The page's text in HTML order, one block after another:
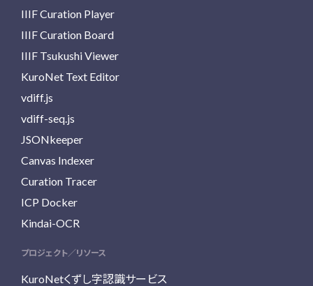
IIIF Curation Player
IIIF Curation Board
IIIF Tsukushi Viewer
KuroNet Text Editor
vdiff.js
vdiff-seq.js
JSONkeeper
Canvas Indexer
Curation Tracer
ICP Docker
Kindai-OCR
プロジェクト／リソース
KuroNetくずし字認識サービス